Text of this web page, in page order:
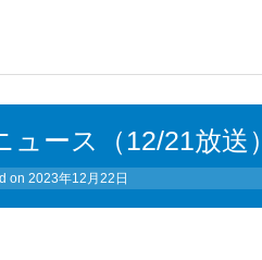
ース（12/21放送）
on 2023年12月22日